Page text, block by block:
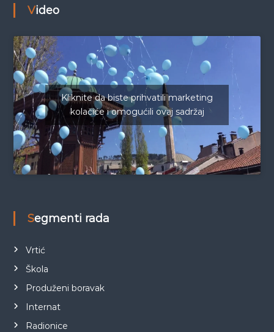
Video
Kliknite da biste prihvatili marketing
kolačiće i omogućili ovaj sadržaj
Segmenti rada
Vrtić
Škola
Produženi boravak
Internat
Radionice